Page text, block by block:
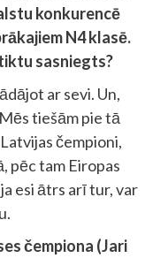
konkurencē
N4 klasē.
sasniegts?
ar sevi. Un,
tiešām pie tā
čempioni,
pēc tam Eiropas
esi ātrs arī tur, var
čempiona (Jari